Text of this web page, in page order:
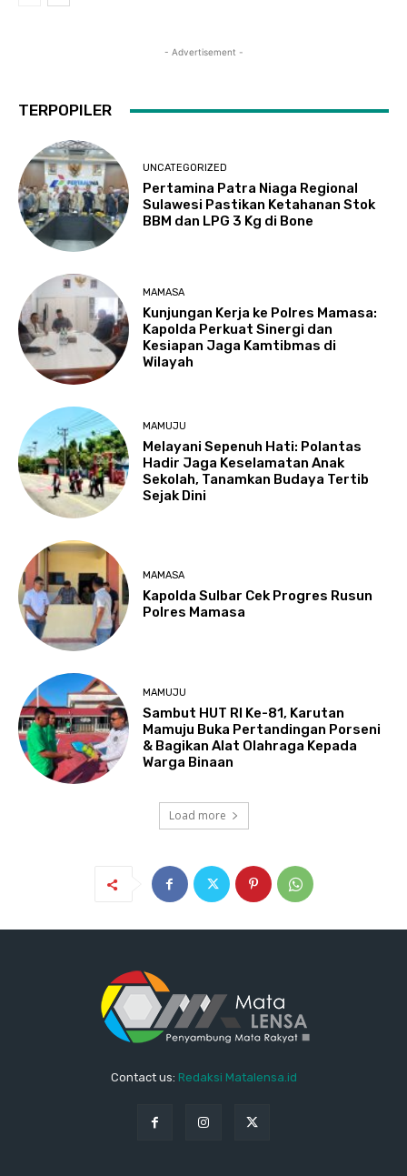
- Advertisement -
TERPOPILER
UNCATEGORIZED
Pertamina Patra Niaga Regional
Sulawesi Pastikan Ketahanan Stok
BBM dan LPG 3 Kg di Bone
MAMASA
Kunjungan Kerja ke Polres Mamasa:
Kapolda Perkuat Sinergi dan
Kesiapan Jaga Kamtibmas di
Wilayah
MAMUJU
Melayani Sepenuh Hati: Polantas
Hadir Jaga Keselamatan Anak
Sekolah, Tanamkan Budaya Tertib
Sejak Dini
MAMASA
Kapolda Sulbar Cek Progres Rusun
Polres Mamasa
MAMUJU
Sambut HUT RI Ke-81, Karutan
Mamuju Buka Pertandingan Porseni
& Bagikan Alat Olahraga Kepada
Warga Binaan
Load more
Contact us: Redaksi Matalensa.id